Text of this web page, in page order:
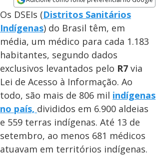
Opens in new window
Os DSEIs (Distritos Sanitários
Indígenas) do Brasil têm, em
média, um médico para cada 1.183
habitantes, segundo dados
exclusivos levantados pelo R7 via
Lei de Acesso à Informação. Ao
todo, são mais de 806 mil indígenas
no país, divididos em 6.900 aldeias
e 559 terras indígenas. Até 13 de
setembro, ao menos 681 médicos
atuavam em territórios indígenas.